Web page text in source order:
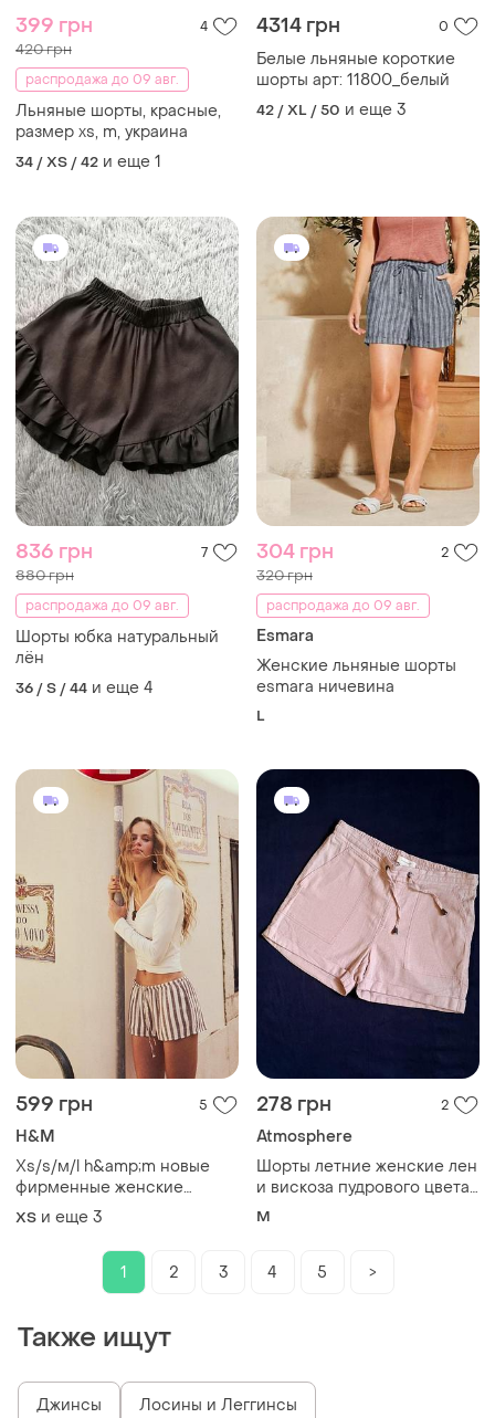
399 грн 4
420 грн
распродажа до 09 авг.
Льняные шорты, красные,
размер xs, m, украина
34 / XS / 42 и еще 1
4314 грн 0
Белые льняные короткие
шорты арт: 11800_белый
42 / XL / 50 и еще 3
836 грн 7
880 грн
распродажа до 09 авг.
Шорты юбка натуральный
лён
36 / S / 44 и еще 4
304 грн 2
320 грн
распродажа до 09 авг.
Esmara
Женские льняные шорты
esmara ничевина
L
599 грн 5
H&M
Хs/s/м/l h&amp;m новые
фирменные женские
шорты шортики на основе
льна со шнурком полоска
ХS и еще 3
278 грн 2
Atmosphere
Шорты летние женские лен
и вискоза пудрового цвета
размер м
M
1 2 3 4 5 >
Также ищут
Джинсы Лосины и Леггинсы